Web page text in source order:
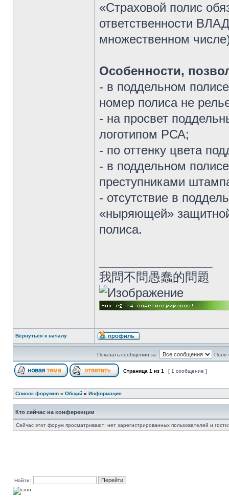
«Страховой полис
ответственности
множественном
Особенности,
- в поддельном
номер полиса не
- на просвет
логотипом РСА;
- по оттенку цвета
- в поддельном
преступниками
- отсутствие в
«ныряющей»
полиса.
我問不問愚蠢的問題
Вернуться к началу
Показать сообщения за: Поле
Страница 1 из 1 [ 1 сообщение ]
Список форумов » Общий » Информация
Кто сейчас на конференции
Сейчас этот форум просматривают: нет зарегистрированных пользователей и
Найти: